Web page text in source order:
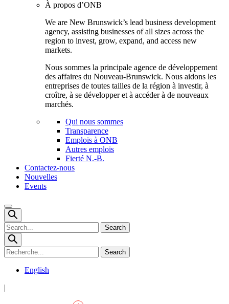
À propos d’ONB
We are New Brunswick’s lead business development
agency, assisting businesses of all sizes across the
region to invest, grow, expand, and access new
markets.
Nous sommes la principale agence de développement
des affaires du Nouveau-Brunswick. Nous aidons les
entreprises de toutes tailles de la région à investir, à
croître, à se développer et à accéder à de nouveaux
marchés.
Qui nous sommes
Transparence
Emplois à ONB
Autres emplois
Fierté N.-B.
Contactez-nous
Nouvelles
Events
Open
Mobile
Menu
English
|